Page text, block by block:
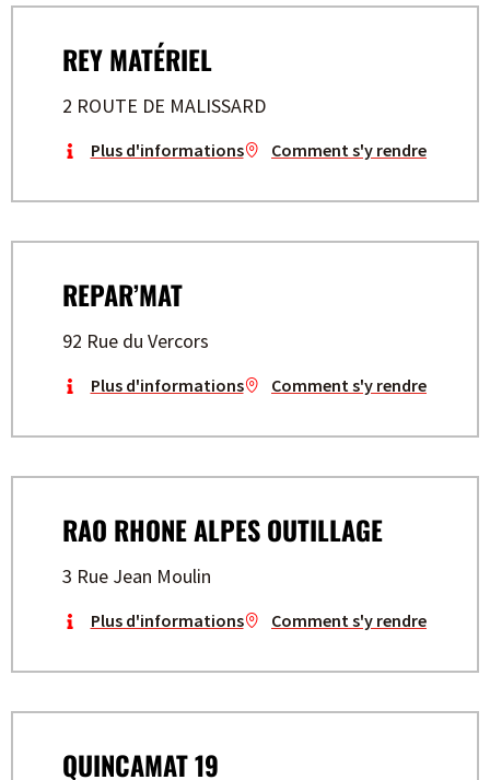
REY MATÉRIEL
2 ROUTE DE MALISSARD
Plus d'informations Comment s'y rendre
REPAR’MAT
92 Rue du Vercors
Plus d'informations Comment s'y rendre
RAO RHONE ALPES OUTILLAGE
3 Rue Jean Moulin
Plus d'informations Comment s'y rendre
QUINCAMAT 19